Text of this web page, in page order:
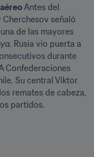
Antes del
señaló
de las mayores
. Rusia vio puerta a
durante
Confederaciones
Su central Viktor
remates de cabeza,
partidos.